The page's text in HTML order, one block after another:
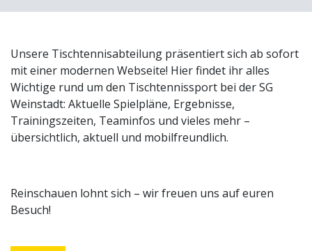
Unsere Tischtennisabteilung präsentiert sich ab sofort
mit einer modernen Webseite! Hier findet ihr alles
Wichtige rund um den Tischtennissport bei der SG
Weinstadt: Aktuelle Spielpläne, Ergebnisse,
Trainingszeiten, Teaminfos und vieles mehr –
übersichtlich, aktuell und mobilfreundlich.
Reinschauen lohnt sich – wir freuen uns auf euren
Besuch!